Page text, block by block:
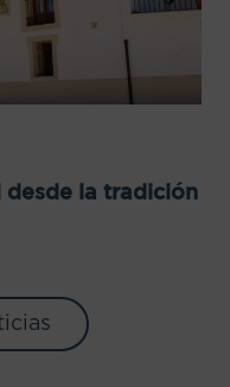
desde la tradición